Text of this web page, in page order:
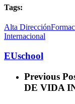
Tags:
Alta Dirección
Internacional
EUschool
Previous
DE VIDA